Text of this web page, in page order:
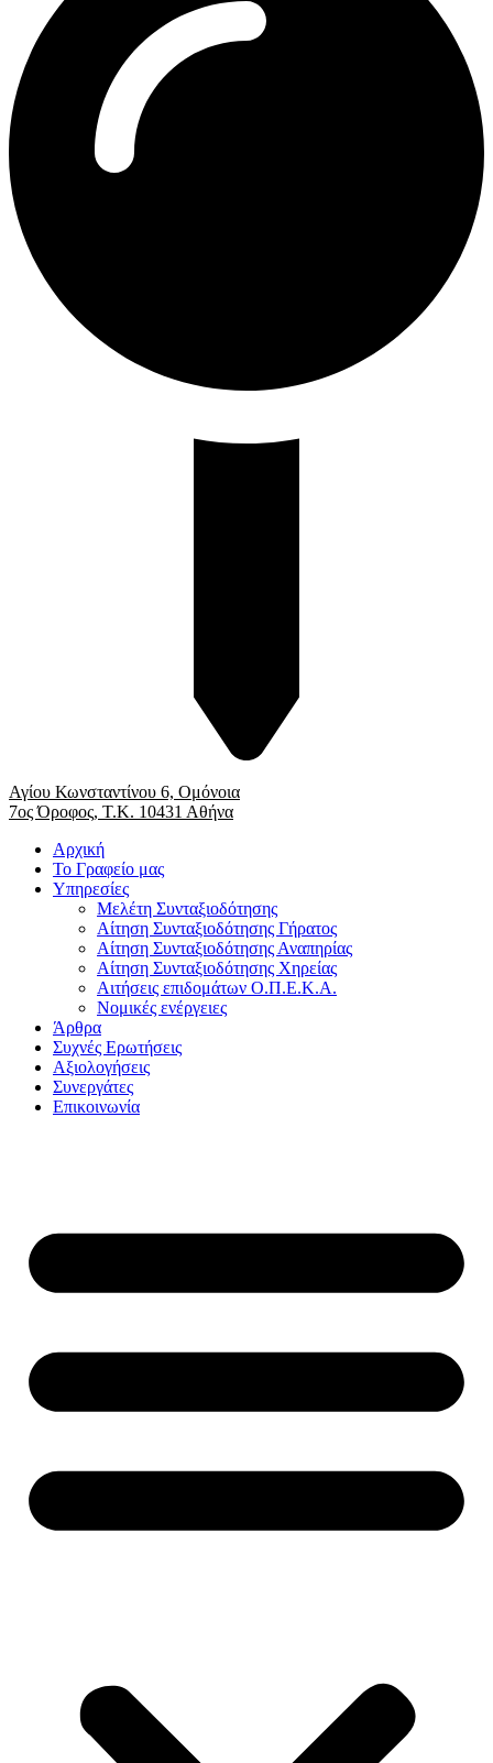
Αγίου Κωνσταντίνου 6, Ομόνοια
7ος Όροφος, Τ.Κ. 10431 Αθήνα
Αρχική
Το Γραφείο μας
Υπηρεσίες
Μελέτη Συνταξιοδότησης
Αίτηση Συνταξιοδότησης Γήρατος
Αίτηση Συνταξιοδότησης Αναπηρίας
Αίτηση Συνταξιοδότησης Χηρείας
Αιτήσεις επιδομάτων Ο.Π.Ε.Κ.Α.
Νομικές ενέργειες
Άρθρα
Συχνές Ερωτήσεις
Αξιολογήσεις
Συνεργάτες
Επικοινωνία